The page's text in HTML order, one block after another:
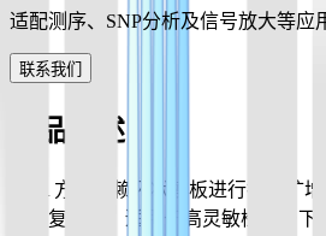
适配测序、SNP分析及信号放大等应
联系我们
产品概述
RCA 方案依赖环状模板进行持续扩
量重复序列，适用于高灵敏检测与下